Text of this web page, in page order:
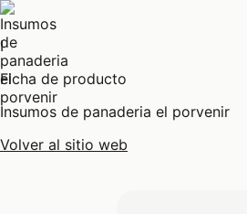
I
Ficha de producto
Insumos de panaderia el porvenir
Volver al sitio web